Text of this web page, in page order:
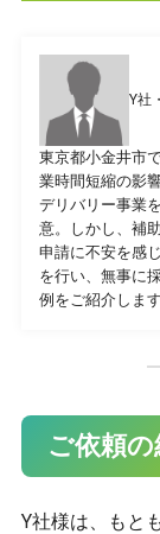
Y社
東京都小金井市
業時間短縮の影
デリバリー事業
意。しかし、補
申請に不安を感
を行い、無事に
例をご紹介します
ご依頼
Y社様は、もと
ご質問やご相
ださい。
専門スタッフ